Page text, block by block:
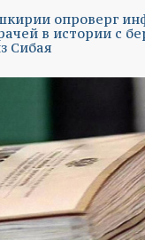
опроверг
в истории с
Сибая